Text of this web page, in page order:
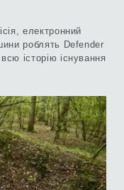
електронний
роблять Defender
історію існування